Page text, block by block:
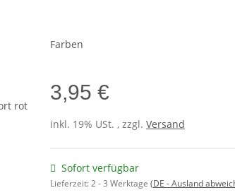
Farben
3,95 €
inkl. 19% USt. , zzgl. Versand
Sofort verfügbar
Lieferzeit:2 - 3 Werktage (DE - Ausland